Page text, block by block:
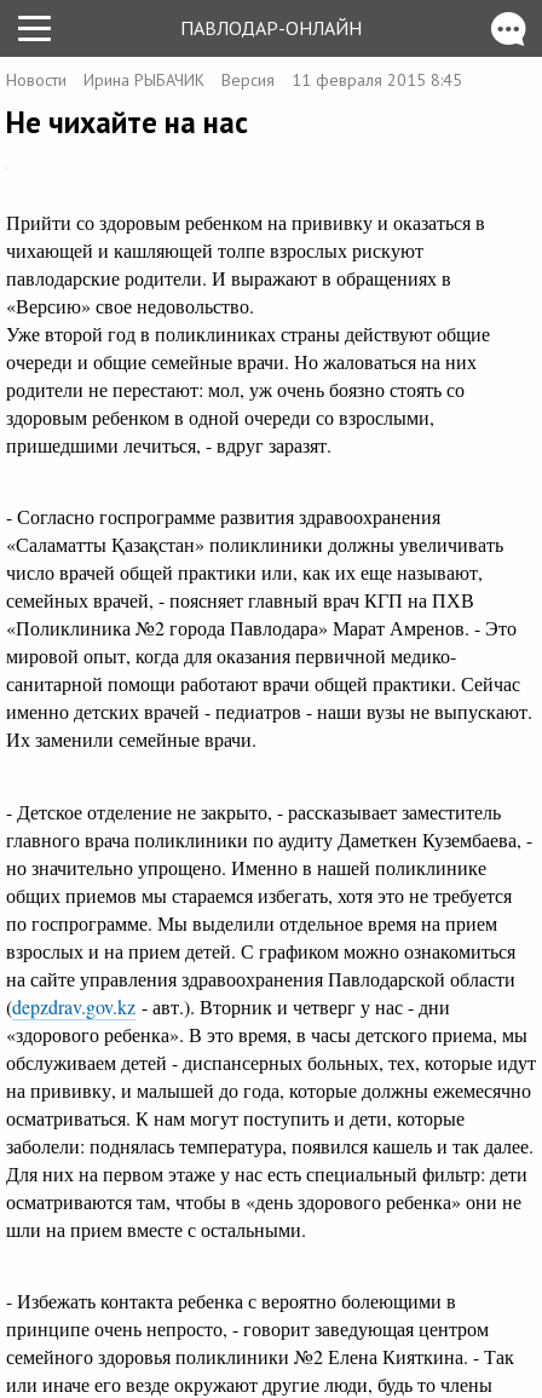
ПАВЛОДАР-ОНЛАЙН
Новости Ирина РЫБАЧИК Версия 11 февраля 2015 8:45
Не чихайте на нас
Прийти со здоровым ребенком на прививку и оказаться в
чихающей и кашляющей толпе взрослых рискуют
павлодарские родители. И выражают в обращениях в
«Версию» свое недовольство.
Уже второй год в поликлиниках страны действуют общие
очереди и общие семейные врачи. Но жаловаться на них
родители не перестают: мол, уж очень боязно стоять со
здоровым ребенком в одной очереди со взрослыми,
пришедшими лечиться, - вдруг заразят.
- Согласно госпрограмме развития здравоохранения
«Саламатты Қазақстан» поликлиники должны увеличивать
число врачей общей практики или, как их еще называют,
семейных врачей, - поясняет главный врач КГП на ПХВ
«Поликлиника №2 города Павлодара» Марат Амренов. - Это
мировой опыт, когда для оказания первичной медико-
санитарной помощи работают врачи общей практики. Сейчас
именно детских врачей - педиатров - наши вузы не выпускают.
Их заменили семейные врачи.
- Детское отделение не закрыто, - рассказывает заместитель
главного врача поликлиники по аудиту Даметкен Кузембаева, -
но значительно упрощено. Именно в нашей поликлинике
общих приемов мы стараемся избегать, хотя это не требуется
по госпрограмме. Мы выделили отдельное время на прием
взрослых и на прием детей. С графиком можно ознакомиться
на сайте управления здравоохранения Павлодарской области
(depzdrav.gov.kz - авт.). Вторник и четверг у нас - дни
«здорового ребенка». В это время, в часы детского приема, мы
обслуживаем детей - диспансерных больных, тех, которые идут
на прививку, и малышей до года, которые должны ежемесячно
осматриваться. К нам могут поступить и дети, которые
заболели: поднялась температура, появился кашель и так далее.
Для них на первом этаже у нас есть специальный фильтр: дети
осматриваются там, чтобы в «день здорового ребенка» они не
шли на прием вместе с остальными.
- Избежать контакта ребенка с вероятно болеющими в
принципе очень непросто, - говорит заведующая центром
семейного здоровья поликлиники №2 Елена Кияткина. - Так
или иначе его везде окружают другие люди, будь то члены